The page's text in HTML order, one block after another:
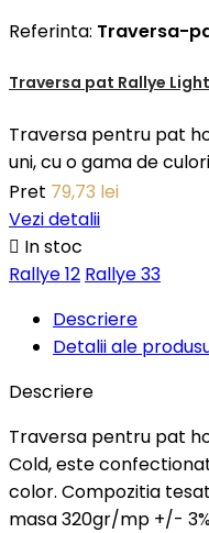
Referinta: Traversa-
Traversa pat Rallye Light
Traversa pentru pat
uni, cu o gama de
Pret 79,73 lei
Vezi detalii
 In stoc
Rallye 12 Rallye 33
Descriere
Detalii ale
Descriere
Traversa pentru pat
Cold, este
color. Compozitia
masa 320gr/mp +/-